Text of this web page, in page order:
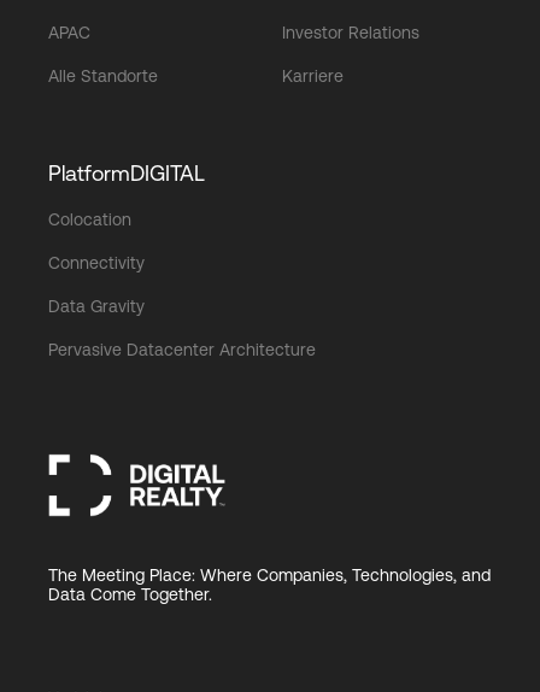
APAC
Alle Standorte
Investor Relations
Karriere
PlatformDIGITAL
Colocation
Connectivity
Data Gravity
Pervasive Datacenter Architecture
The Meeting Place: Where Companies, Technologies, and
Data Come Together.